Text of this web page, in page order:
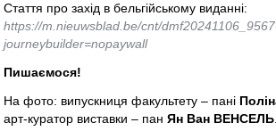
Стаття про захід в бельгійському виданні:
https://m.nieuwsblad.be/cnt/
journeybuilder=nopaywall
Пишаємося!
На фото: випускниця факультету – пані
арт-куратор виставки – панЯн Ван ВЕНСЕЛЬ.